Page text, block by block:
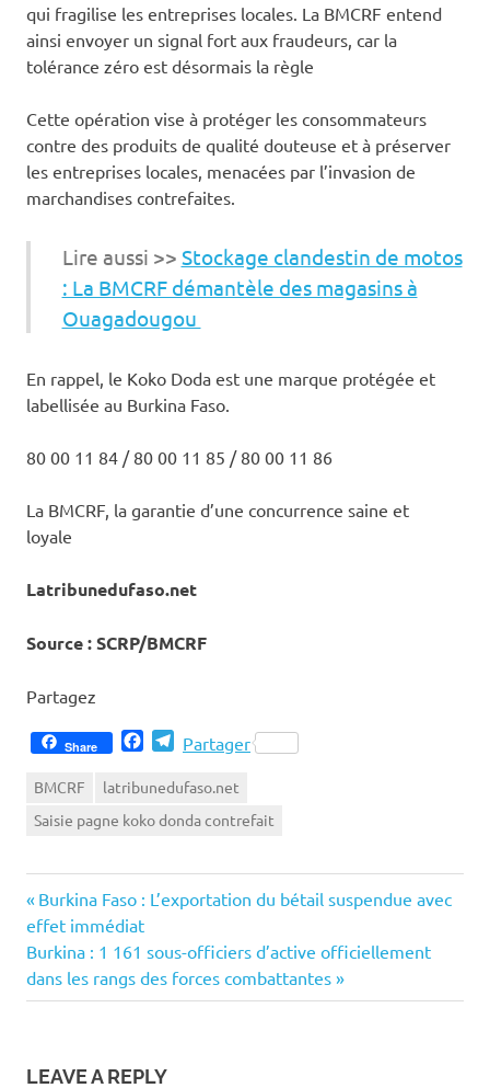
qui fragilise les entreprises locales. La BMCRF entend
ainsi envoyer un signal fort aux fraudeurs, car la
tolérance zéro est désormais la règle
Cette opération vise à protéger les consommateurs
contre des produits de qualité douteuse et à préserver
les entreprises locales, menacées par l’invasion de
marchandises contrefaites.
Lire aussi >> Stockage clandestin de motos
: La BMCRF démantèle des magasins à
Ouagadougou
En rappel, le Koko Doda est une marque protégée et
labellisée au Burkina Faso.
80 00 11 84 / 80 00 11 85 / 80 00 11 86
La BMCRF, la garantie d’une concurrence saine et
loyale
Latribunedufaso.net
Source : SCRP/BMCRF
Partagez
Share FacebookTelegram
Partager
BMCRF
latribunedufaso.net
Saisie pagne koko donda contrefait
Navigation
de
l’article
Previous
Post:
Burkina Faso : L’exportation du bétail suspendue avec
effet immédiat
Next
Post:
Burkina : 1 161 sous-officiers d’active officiellement
dans les rangs des forces combattantes
LEAVE A REPLY